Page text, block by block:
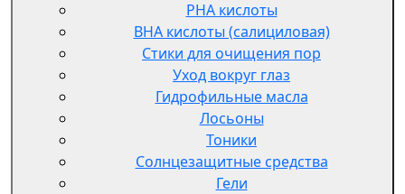
PHA кислоты
BHA кислоты (салициловая)
Стики для очищения пор
Уход вокруг глаз
Гидрофильные масла
Лосьоны
Тоники
Солнцезащитные средства
Гели